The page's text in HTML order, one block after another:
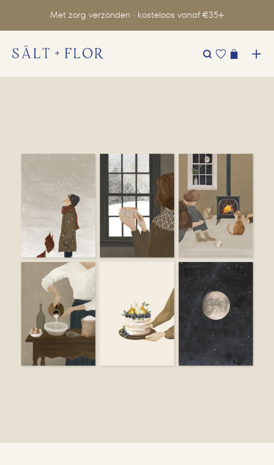
Met zorg verzonden · kosteloos vanaf €35
Zoeken